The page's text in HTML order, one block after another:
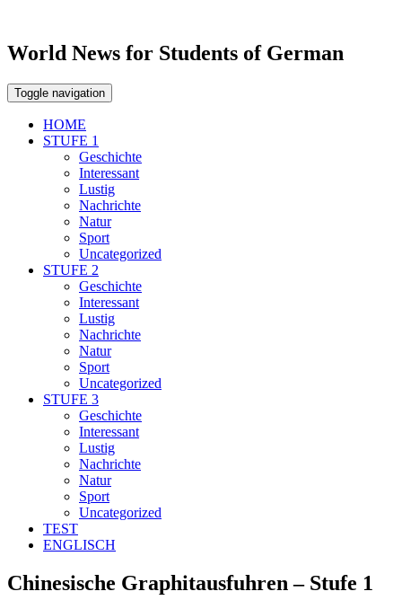
World News for Students of German
Toggle navigation
HOME
STUFE 1
Geschichte
Interessant
Lustig
Nachrichte
Natur
Sport
Uncategorized
STUFE 2
Geschichte
Interessant
Lustig
Nachrichte
Natur
Sport
Uncategorized
STUFE 3
Geschichte
Interessant
Lustig
Nachrichte
Natur
Sport
Uncategorized
TEST
ENGLISCH
Chinesische Graphitausfuhren – Stufe 1